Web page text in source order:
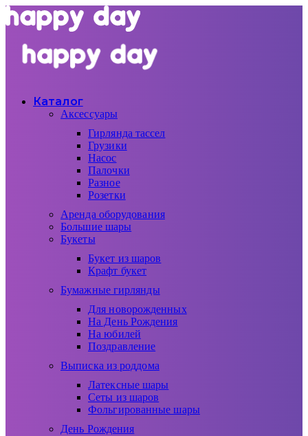
Каталог
Аксессуары
Гирлянда тассел
Грузики
Насос
Палочки
Разное
Розетки
Аренда оборудования
Большие шары
Букеты
Букет из шаров
Крафт букет
Бумажные гирлянды
Для новорожденных
На День Рождения
На юбилей
Поздравление
Выписка из роддома
Латексные шары
Сеты из шаров
Фольгированные шары
День Рождения